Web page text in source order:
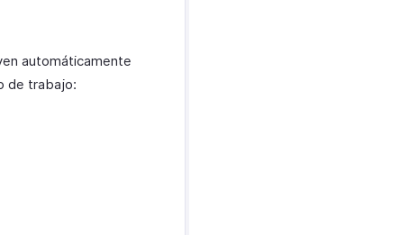
automáticamente
de trabajo: